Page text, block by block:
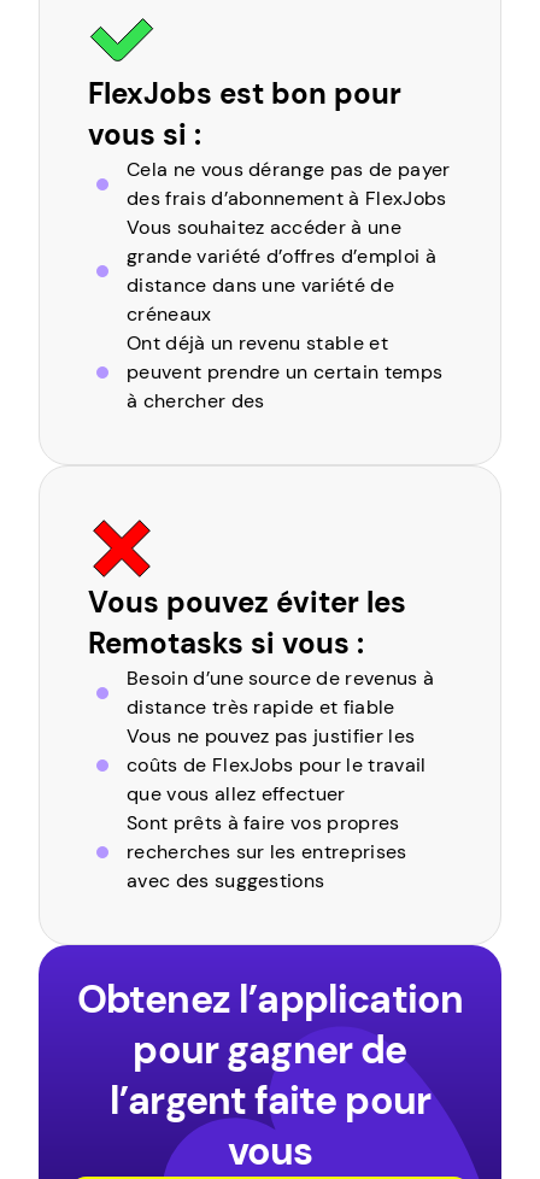
FlexJobs est bon pour
vous si :
Cela ne vous dérange pas de payer
des frais d’abonnement à FlexJobs
Vous souhaitez accéder à une
grande variété d’offres d’emploi à
distance dans une variété de
créneaux
Ont déjà un revenu stable et
peuvent prendre un certain temps
à chercher des
Vous pouvez éviter les
Remotasks si vous :
Besoin d’une source de revenus à
distance très rapide et fiable
Vous ne pouvez pas justifier les
coûts de FlexJobs pour le travail
que vous allez effectuer
Sont prêts à faire vos propres
recherches sur les entreprises
avec des suggestions
Obtenez l’application
pour gagner de
l’argent faite pour
vous